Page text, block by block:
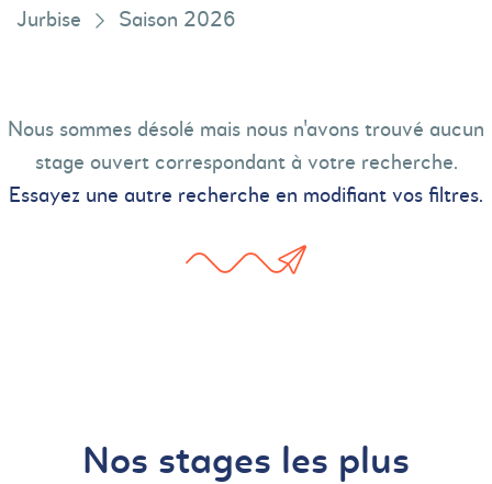
Jurbise Saison 2026
Nous sommes désolé mais nous n'avons trouvé aucun
stage ouvert correspondant à votre recherche.
Essayez une autre recherche en modifiant vos filtres.
Nos stages les plus